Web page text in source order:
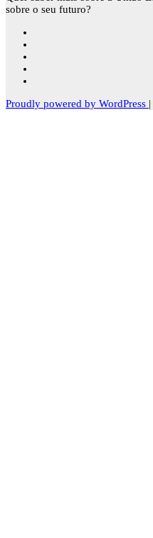
sobre o seu futuro?
Proudly powered by WordPress |